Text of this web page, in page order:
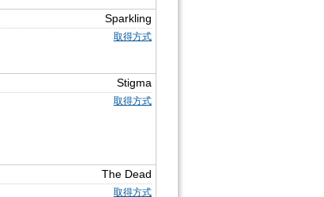
Sparkling
取得方式
Stigma
取得方式
The Dead
取得方式